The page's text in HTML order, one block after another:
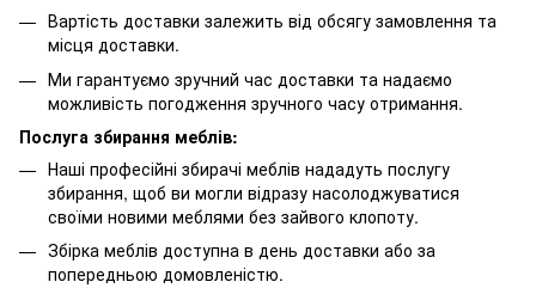
Вартість доставки залежить від обсягу замовлення та
місця доставки.
Ми гарантуємо зручний час доставки та надаємо
можливість погодження зручного часу отримання.
Послуга збирання меблів:
Наші професійні збирачі меблів нададуть послугу
збирання, щоб ви могли відразу насолоджуватися
своїми новими меблями без зайвого клопоту.
Збірка меблів доступна в день доставки або за
попередньою домовленістю.